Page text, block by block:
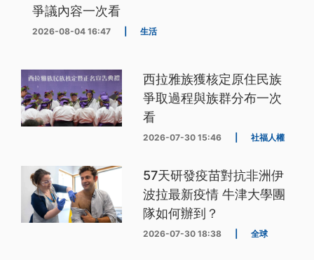
爭議內容一次看
2026-08-04 16:47 生活
西拉雅族獲核定原住民族
爭取過程與族群分布一次
看
2026-07-30 15:46 社福人權
57天研發疫苗對抗非洲伊
波拉最新疫情 牛津大學團
隊如何辦到？
2026-07-30 18:38 全球